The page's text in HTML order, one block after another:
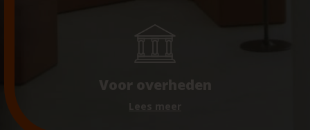
Voor overheden
Lees meer